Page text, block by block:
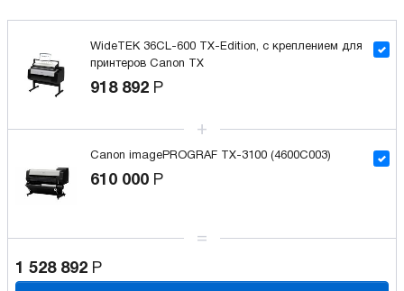
WideTEK 36CL-600 TX-Edition, с креплением для
принтеров Canon TX
918 892 Р
Canon imagePROGRAF TX-3100 (4600C003)
610 000 Р
1 528 892 Р